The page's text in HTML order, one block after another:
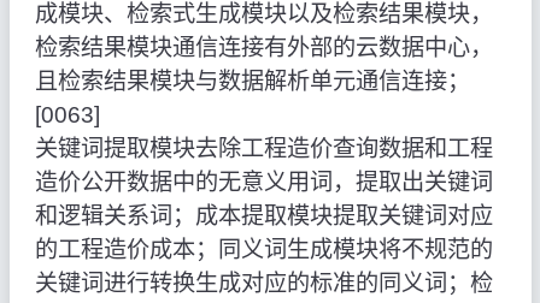
成模块、检索式生成模块以及检索结果模块，
检索结果模块通信连接有外部的云数据中心，
且检索结果模块与数据解析单元通信连接；
[0063]
关键词提取模块去除工程造价查询数据和工程
造价公开数据中的无意义用词，提取出关键词
和逻辑关系词；成本提取模块提取关键词对应
的工程造价成本；同义词生成模块将不规范的
关键词进行转换生成对应的标准的同义词；检